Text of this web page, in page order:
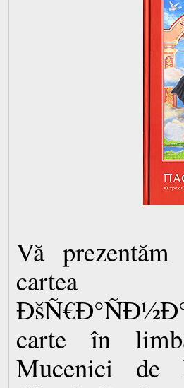
Vă
cartea
carte în
Mucenici